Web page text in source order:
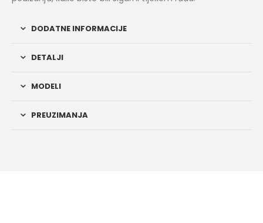
DODATNE INFORMACIJE
DETALJI
MODELI
PREUZIMANJA